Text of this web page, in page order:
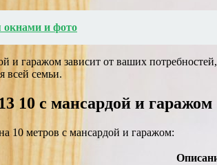
окнами и фото
и гаражом зависит от ваших
всей семьи.
10 с мансардой и гаражом
10 метров с мансардой и гаражом: